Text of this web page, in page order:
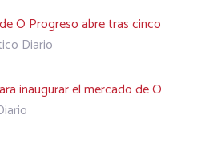
O Progreso abre tras cinco
Diario
inaugurar el mercado de O